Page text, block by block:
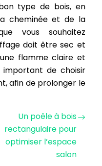
type de bois, en
cheminée et de la
vous souhaitez
doit être sec et
flamme claire et
important de choisir
afin de prolonger le
Un poêle à bois
rectangulaire pour
optimiser l’espace
salon